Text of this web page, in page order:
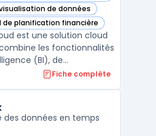
de données
Cloud dans cette catégorie
de planification financière
Cloud dans cette catégorie
est une solution cloud
les fonctionnalités
(BI), de
et d’analytique
leurs processus
Fiche complète
des données en temps